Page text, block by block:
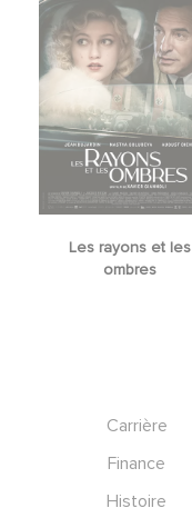
Les rayons et les
ombres
Carrière
Finance
Histoire